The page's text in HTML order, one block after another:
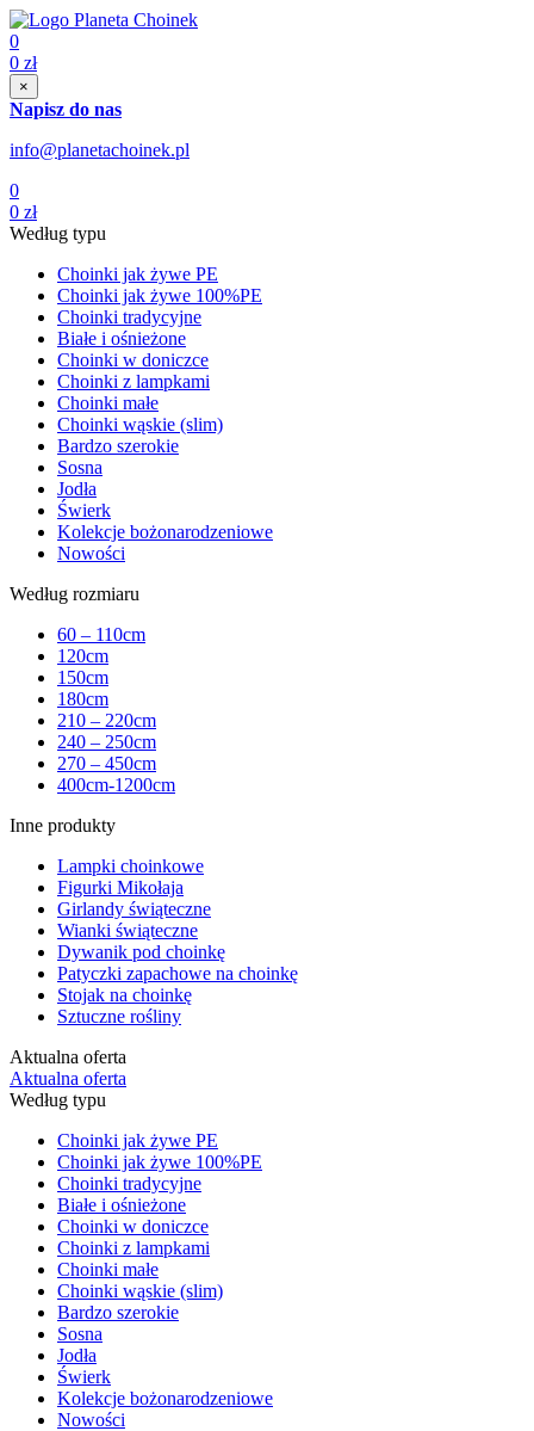
0
0 zł
×
Napisz do nas
info@planetachoinek.pl
0
0 zł
Według typu
Choinki jak żywe PE
Choinki jak żywe 100%PE
Choinki tradycyjne
Białe i ośnieżone
Choinki w doniczce
Choinki z lampkami
Choinki małe
Choinki wąskie (slim)
Bardzo szerokie
Sosna
Jodła
Świerk
Kolekcje bożonarodzeniowe
Nowości
Według rozmiaru
60 – 110cm
120cm
150cm
180cm
210 – 220cm
240 – 250cm
270 – 450cm
400cm-1200cm
Inne produkty
Lampki choinkowe
Figurki Mikołaja
Girlandy świąteczne
Wianki świąteczne
Dywanik pod choinkę
Patyczki zapachowe na choinkę
Stojak na choinkę
Sztuczne rośliny
Aktualna oferta
Aktualna oferta
Według typu
Choinki jak żywe PE
Choinki jak żywe 100%PE
Choinki tradycyjne
Białe i ośnieżone
Choinki w doniczce
Choinki z lampkami
Choinki małe
Choinki wąskie (slim)
Bardzo szerokie
Sosna
Jodła
Świerk
Kolekcje bożonarodzeniowe
Nowości